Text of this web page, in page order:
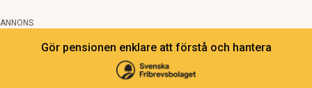
ANNONS
Gör pensionen enklare att förstå och hantera